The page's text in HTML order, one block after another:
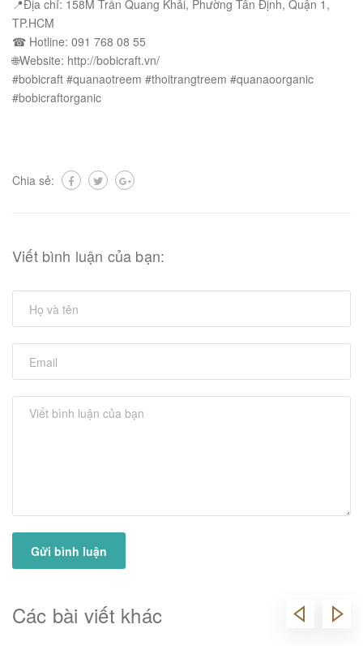
📍Địa chỉ: 158M Trần Quang Khải, Phường Tân Định, Quận 1,
TP.HCM
☎ Hotline: 091 768 08 55
🌐Website: http://bobicraft.vn/
#bobicraft #quanaotreem #thoitrangtreem #quanaoorganic
#bobicraftorganic
Chia sẻ:
Viết bình luận của bạn:
Gửi bình luận
Các bài viết khác